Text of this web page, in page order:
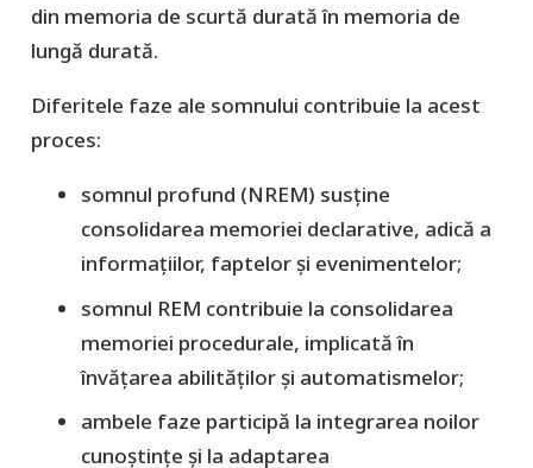
din memoria de scurtă durată în memoria de
lungă durată.
Diferitele faze ale somnului contribuie la acest
proces:
somnul profund (NREM) susține
consolidarea memoriei declarative, adică a
informațiilor, faptelor și evenimentelor;
somnul REM contribuie la consolidarea
memoriei procedurale, implicată în
învățarea abilităților și automatismelor;
ambele faze participă la integrarea noilor
cunoștințe și la adaptarea